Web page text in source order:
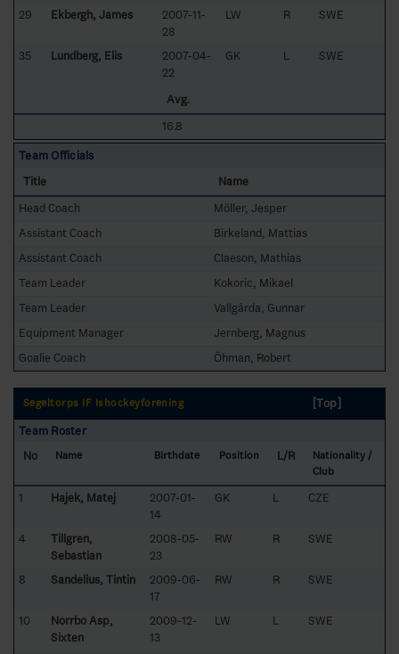
29 Ekbergh, James
2007-11-
28
LW R SWE
35 Lundberg, Elis
2007-04-
22
GK L SWE
Avg.
16.8
Team Officials
Title
Name
Head Coach
Möller, Jesper
Assistant Coach
Birkeland, Mattias
Assistant Coach
Claeson, Mathias
Team Leader
Kokoric, Mikael
Team Leader
Vallgårda, Gunnar
Equipment Manager
Jernberg, Magnus
Goalie Coach
Öhman, Robert
Segeltorps IF Ishockeyförening
[Top]
Team Roster
No
Name Birthdate Position L/R
Nationality /
Club
1 Hajek, Matej
2007-01-
14
GK L CZE
4
Tillgren,
Sebastian
2008-05-
23
RW R SWE
8 Sandelius, Tintin
2009-06-
17
RW R SWE
10
Norrbo Asp,
Sixten
2009-12-
13
LW L SWE